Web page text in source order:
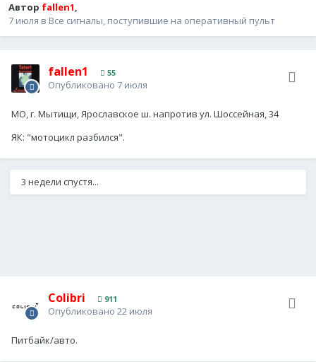
Автор fallen1,
7 июля в Все сигналы, поступившие на оперативный пульт
fallen1 55
Опубликовано 7 июля
МО, г. Мытищи, Ярославское ш. напротив ул. Шоссейная, 34
ЯК: "мотоцикл разбился".
3 недели спустя...
Colibri 911
Опубликовано 22 июля
Питбайк/авто.